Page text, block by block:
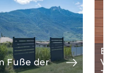
Fuße der